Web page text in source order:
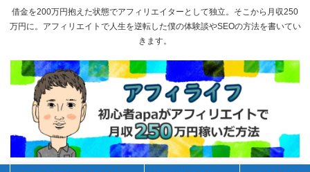
借金を200万円抱えた状態でアフィリエイターとして独立。そこから月収250
万円に。アフィリエイトで人生を逆転した僕の体験談やSEOの方法を書いてい
きます。